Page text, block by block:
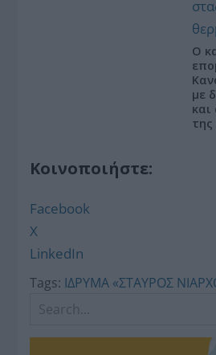
Ο
με
Κοινοποιήστε:
Facebook
X
LinkedIn
Tags: ΙΔΡΥΜΑ «ΣΤΑΥΡΟΣ